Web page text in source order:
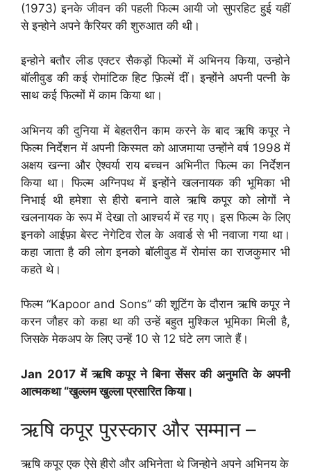
(1973) इनके जीवन की पहली फिल्म आयी जो सुपरहिट हुई यहीं
से इन्होने अपने कैरियर की शुरुआत की थी।
इन्होने बतौर लीड एक्टर सैकड़ों फिल्मों में अभिनय किया, उन्होने
बॉलीवुड की कई रोमांटिक हिट फ़िल्में दीं। इन्होंने अपनी पत्नी के
साथ कई फिल्मों में काम किया था।
अभिनय की दुनिया में बेहतरीन काम करने के बाद ऋषि कपूर ने
फिल्म निर्देशन में अपनी किस्मत को आजमाया उन्होंने वर्ष 1998 में
अक्षय खन्ना और ऐश्वर्या राय बच्चन अभिनीत फिल्म का निर्देशन
किया था। फिल्म अग्निपथ में इन्होंने खलनायक की भूमिका भी
निभाई थी हमेशा से हीरो बनाने वाले ऋषि कपूर को लोगों ने
खलनायक के रूप में देखा तो आश्चर्य में रह गए। इस फिल्म के लिए
इनको आईफ़ा बेस्ट नेगेटिव रोल के अवार्ड से भी नवाजा गया था।
कहा जाता है की लोग इनको बॉलीवुड में रोमांस का राजकुमार भी
कहते थे।
फिल्म “Kapoor and Sons” की शूटिंग के दौरान ऋषि कपूर ने
करन जौहर को कहा था की उन्हें बहुत मुश्किल भूमिका मिली है,
जिसके मेकअप के लिए उन्हें 10 से 12 घंटे लग जाते हैं।
Jan 2017 में ऋषि कपूर ने बिना सेंसर की अनुमति के अपनी
आत्मकथा “खुल्लम खुल्ला प्रसारित किया।
ऋषि कपूर पुरस्कार और सम्मान –
ऋषि कपूर एक ऐसे हीरो और अभिनेता थे जिन्होने अपने अभिनय के